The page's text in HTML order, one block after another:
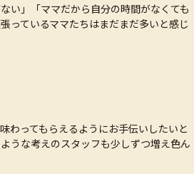
い」「ママだから自分の時間がなくても
っているママたちはまだまだ多いと感じ
わってもらえるようにお手伝いしたいと
うな考えのスタッフも少しずつ増え色ん